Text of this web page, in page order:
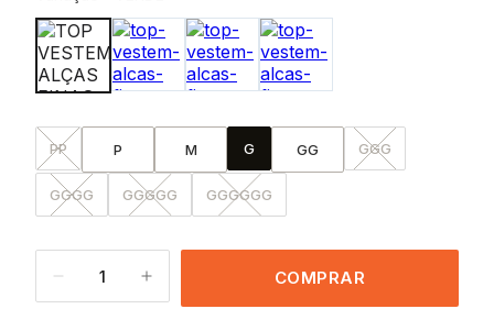
PP P M G GG GGG
GGGG GGGGG GGGGGG
1 COMPRAR